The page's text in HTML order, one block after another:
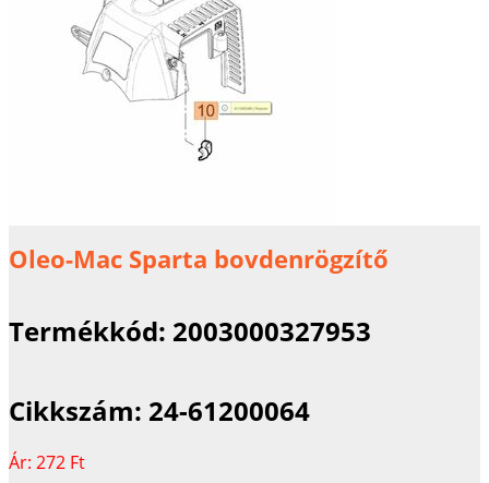
Oleo-Mac Sparta bovdenrögzítő
Termékkód: 2003000327953
Cikkszám: 24-61200064
Ár: 272 Ft